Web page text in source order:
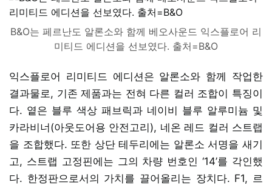
B&O는 페르난도 알론소와 함께 베오사운드 익스플로어 리
미티드 에디션을 선보였다. 출처=B&O
익스플로어 리미티드 에디션은 알론소와 함께 작업한
결과물로, 기존 제품과는 전혀 다른 컬러 조합이 특징이
다. 옅은 블루 색상 패브릭과 네이비 블루 알루미늄 및
카라비너(아웃도어용 안전고리), 네온 레드 컬러 스트랩
을 조합했다. 또한 상단 테두리에는 알론소 서명을 새기
고, 스트랩 고정핀에는 그의 차량 번호인 ‘14’를 각인했
다. 한정판으로서의 가치를 끌어올리는 장치다. F1, 르